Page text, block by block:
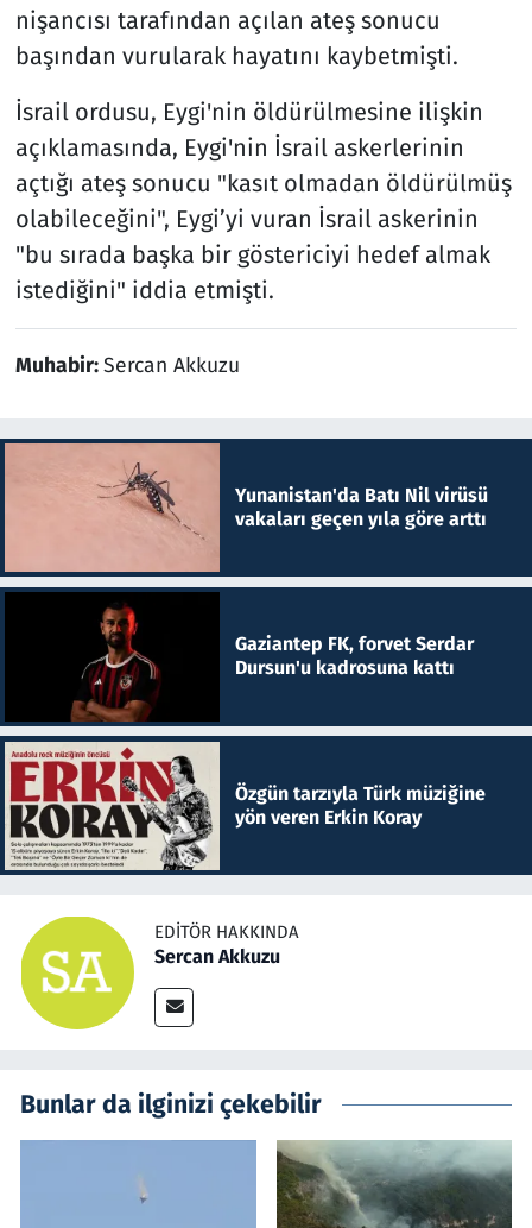
nişancısı tarafından açılan ateş sonucu
başından vurularak hayatını kaybetmişti.
İsrail ordusu, Eygi'nin öldürülmesine ilişkin
açıklamasında, Eygi'nin İsrail askerlerinin
açtığı ateş sonucu "kasıt olmadan öldürülmüş
olabileceğini", Eygi’yi vuran İsrail askerinin
"bu sırada başka bir göstericiyi hedef almak
istediğini" iddia etmişti.
Muhabir:Sercan Akkuzu
Yunanistan'da Batı Nil virüsü
vakaları geçen yıla göre arttı
Gaziantep FK, forvet Serdar
Dursun'u kadrosuna kattı
Özgün tarzıyla Türk müziğine
yön veren Erkin Koray
EDITÖR HAKKINDA
Sercan Akkuzu
Bunlar da ilginizi çekebilir